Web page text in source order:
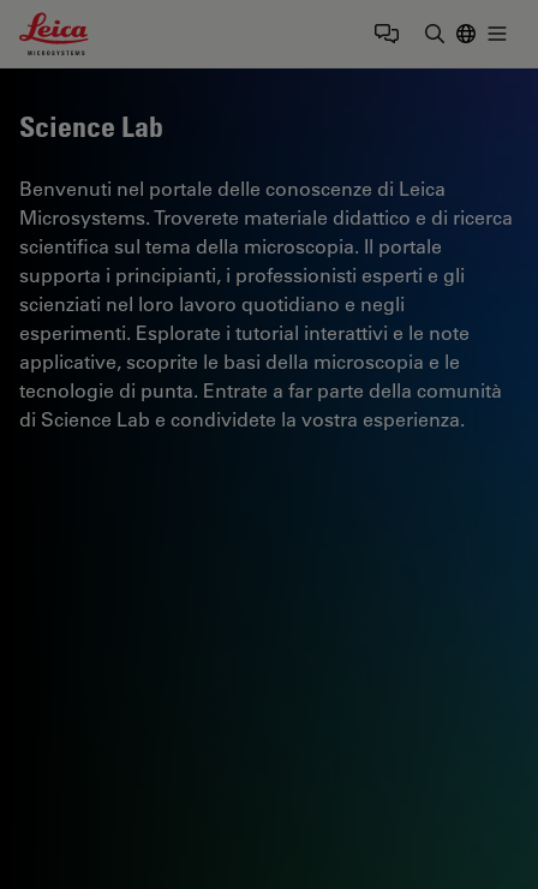
Leica Microsystems Logo
Science Lab
Benvenuti nel portale delle conoscenze di Leica
Microsystems. Troverete materiale didattico e di ricerca
scientifica sul tema della microscopia. Il portale
supporta i principianti, i professionisti esperti e gli
scienziati nel loro lavoro quotidiano e negli
esperimenti. Esplorate i tutorial interattivi e le note
applicative, scoprite le basi della microscopia e le
tecnologie di punta. Entrate a far parte della comunità
di Science Lab e condividete la vostra esperienza.